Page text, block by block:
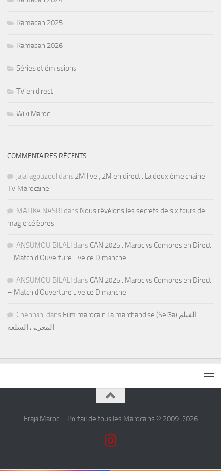
Ramadan 2025
Ramadan 2026
Séries et émissions
TV en direct
Wiki Maroc
COMMENTAIRES RÉCENTS
jalal agouzoul dans 2M live , 2M en direct : La deuxième chaine
TV Marocaine
MALIKA NASRI dans Nous révélons les secrets de six tours de
magie célèbres
ANSUMOU BILALI dans CAN 2025 : Maroc vs Comores en Direct
– Match d’Ouverture Live ce Dimanche
ANSUMOU BILALI dans CAN 2025 : Maroc vs Comores en Direct
– Match d’Ouverture Live ce Dimanche
Chennani dans Film marocain La marchandise (Sel3a) الفيلم
المغربي السلعة
Fraja Maroc – Portail de tous les Marocains © 2009-2026